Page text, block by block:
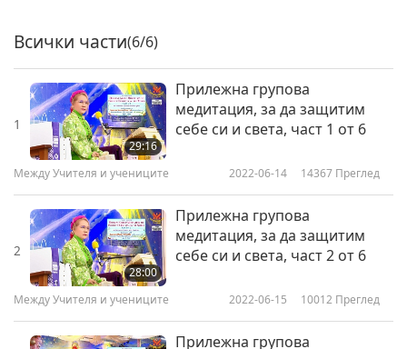
Всички части(6/6)
1
29:16
Прилежна групова
медитация, за да защитим
себе си и света, част 1 от 6
Между Учителя и учениците 2022-06-14 14367 Преглед
2
28:00
Прилежна групова
медитация, за да защитим
себе си и света, част 2 от 6
Между Учителя и учениците 2022-06-15 10012 Преглед
Прилежна групова